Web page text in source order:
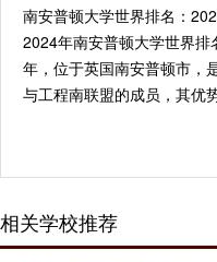
南安普顿大学世界排名：
2024年南安普顿大学世界
年，位于英国南安普顿市，
与工程南联盟的成员，其优
相关学校推荐